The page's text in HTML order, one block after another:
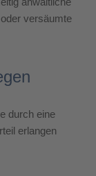
versäumte
durch eine
erlangen